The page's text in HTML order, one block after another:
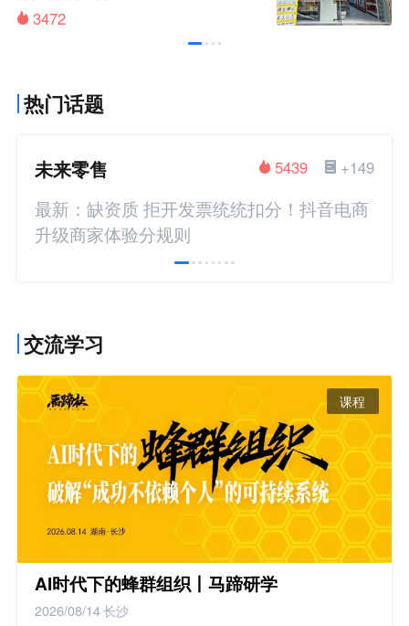
3472
热门话题
未来零售 +149
5439
最新：缺资质 拒开发票统统扣分！抖音电商
升级商家体验分规则
交流学习
课程
AI时代下的蜂群组织丨马蹄研学
2026/08/14长沙